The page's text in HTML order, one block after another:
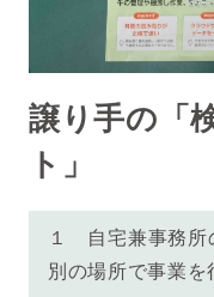
譲り手の「
ト」
１ 自宅兼事務所
別の場所で事業を